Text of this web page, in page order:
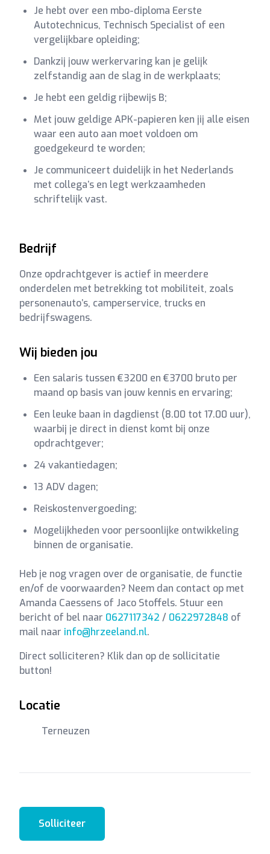
Je hebt over een mbo-diploma Eerste
Autotechnicus, Technisch Specialist of een
vergelijkbare opleiding;
Dankzij jouw werkervaring kan je gelijk
zelfstandig aan de slag in de werkplaats;
Je hebt een geldig rijbewijs B;
Met jouw geldige APK-papieren ken jij alle eisen
waar een auto aan moet voldoen om
goedgekeurd te worden;
Je communiceert duidelijk in het Nederlands
met collega’s en legt werkzaamheden
schriftelijk vast.
Bedrijf
Onze opdrachtgever is actief in meerdere
onderdelen met betrekking tot mobiliteit, zoals
personenauto’s, camperservice, trucks en
bedrijfswagens.
Wij bieden jou
Een salaris tussen €3200 en €3700 bruto per
maand op basis van jouw kennis en ervaring;
Een leuke baan in dagdienst (8.00 tot 17.00 uur),
waarbij je direct in dienst komt bij onze
opdrachtgever;
24 vakantiedagen;
13 ADV dagen;
Reiskostenvergoeding;
Mogelijkheden voor persoonlijke ontwikkeling
binnen de organisatie.
Heb je nog vragen over de organisatie, de functie
en/of de voorwaarden? Neem dan contact op met
Amanda Caessens of Jaco Stoffels. Stuur een
bericht of bel naar 0627117342 / 0622972848 of
mail naar info@hrzeeland.nl.
Direct solliciteren? Klik dan op de sollicitatie
button!
Locatie
Terneuzen
Solliciteer